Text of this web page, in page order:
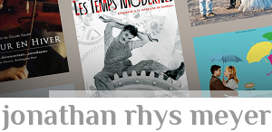
jonathan rhys meyer